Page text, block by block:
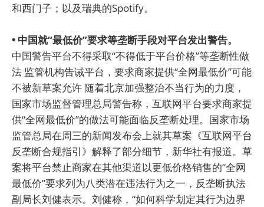
和西门子；以及瑞典的Spotify。
• 中国就“最低价”要求等垄断手段对平台发出警告。
中国警告平台不得采取“不得低于平台价格”等垄断性做
法 监管机构告诫平台，要求商家提供“全网最低价”可能
不被新草案允许 随着北京加强整治不当行为的力度，
国家市场监督管理总局警告称，互联网平台要求商家提
供“全网最低价”的做法可能面临反垄断处理。国家市场
监管总局在周三的新闻发布会上就其草案《互联网平台
反垄断合规指引》解释了部分细节，新华社有报道。草
案将平台禁止商家在其他渠道以更低价格销售的“全网
最低价”要求列为八类潜在违法行为之一，反垄断执法
副局长刘健表示。刘健称，“如何科学划定其行为边界